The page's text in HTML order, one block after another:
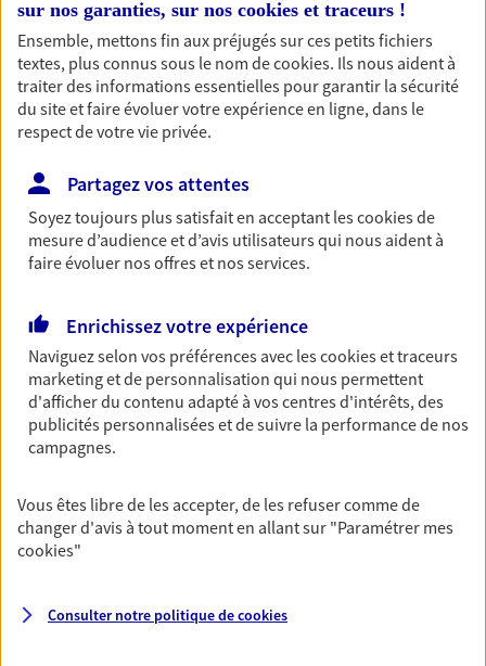
Garantie Accidents de la Vie
Bricoleuse, féru de jardinage, pâtissier en herbe
ou grande lectrice… personne n'est à l'abri d'un
accident du quotidien. Avec Ma Protection
Accident, protégez votre qualité de vie et vos
revenus.
Découvrir l'offre Garantie Accidents de la Vie
OBTENIR UN TARIF EN LIGNE
Gagnez en simplicité et en sérénité avec votre
assurance multirisque entreprise. Un contrat
unique pour protéger vos locaux, matériels pro,
équipements et stocks… sans oublier votre
responsabilité civile.
DEMANDER UN DEVIS
VOIR TOUTES NOS OFFRES
sur nos garanties, sur nos cookies et traceurs !
Ensemble, mettons fin aux préjugés sur ces petits fichiers
textes, plus connus sous le nom decookies. Ils nous aident à
traiter des informations essentielles pour garantir la sécurité
du site et faire évoluer votre expérience en ligne, dans le
respect de votre vie privée.
Partagez vos attentes
Soyez toujours plus satisfait en acceptant lescookiesde
mesure d’audience et d’avis utilisateurs qui nous aident à
faire évoluer nos offres et nos services.
Enrichissez votre expérience
Naviguez selon vos préférences avec lescookies et traceurs
marketing et de personnalisation qui nous permettent
d'afficher du contenu adapté à vos centres d'intérêts, des
publicités personnalisées et de suivre la performance de nos
campagnes.
Vous êtes libre de les accepter, de les refuser comme de
changer d'avis à tout moment en allant sur "Paramétrer mes
cookies"
Consulter notre politique decookies